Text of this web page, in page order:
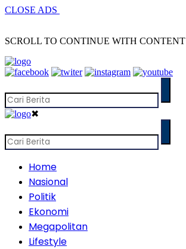
CLOSE ADS
SCROLL TO CONTINUE WITH CONTENT
✖
Home
Nasional
Politik
Ekonomi
Megapolitan
Lifestyle